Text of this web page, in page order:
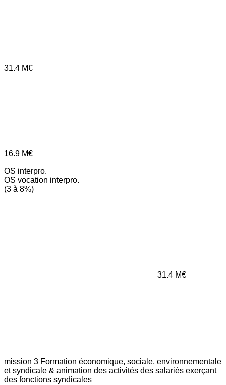
31.4 M€
16.9 M€
OS interpro.
OS vocation interpro.
(3 à 8%)
31.4 M€
mission 3 Formation économique, sociale, environnementale
et syndicale & animation des activités des salariés exerçant
des fonctions syndicales